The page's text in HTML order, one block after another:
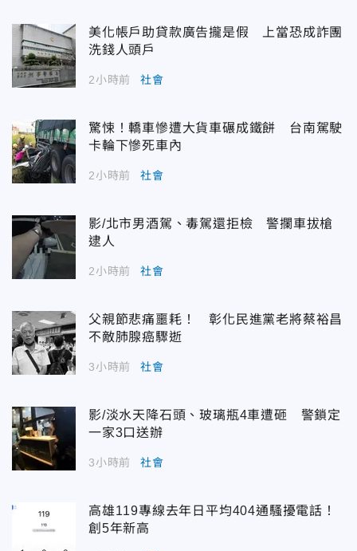
美化帳戶助貸款廣告攏是假 上當恐成詐團
洗錢人頭戶
2小時前 社會
驚悚！轎車慘遭大貨車碾成鐵餅 台南駕駛
卡輪下慘死車內
2小時前 社會
影/北市男酒駕、毒駕還拒檢 警攔車拔槍
逮人
2小時前 社會
父親節悲痛噩耗！ 彰化民進黨老將蔡裕昌
不敵肺腺癌驟逝
3小時前 社會
影/淡水天降石頭、玻璃瓶4車遭砸 警鎖定
一家3口送辦
3小時前 社會
高雄119專線去年日平均404通騷擾電話！
創5年新高